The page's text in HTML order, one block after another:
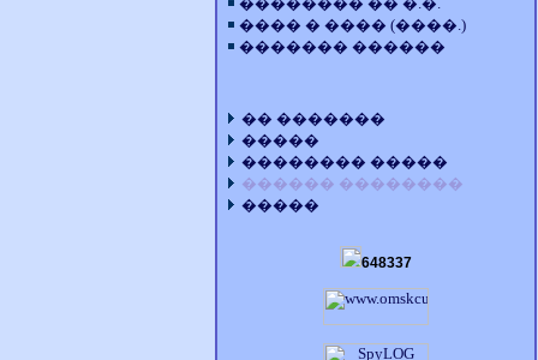
�������� �� �.�.
���� � ���� (����.)
������� ������
�� �������
�����
�������� �����
������ ��������
�����
648337